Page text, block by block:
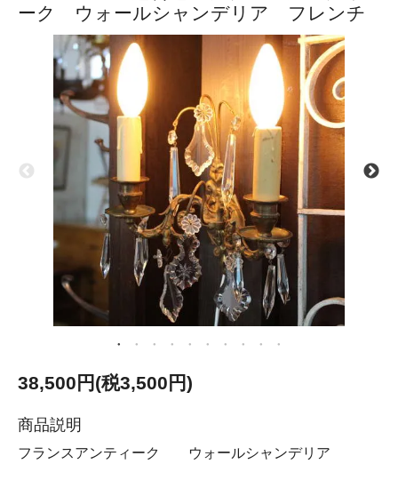
ーク ウォールシャンデリア フレンチ
38,500円(税3,500円)
商品説明
フランスアンティーク ウォールシャンデリア